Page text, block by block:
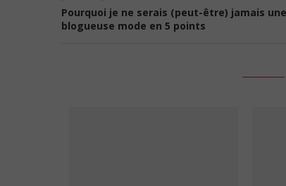
Pourquoi je ne serais (peut-être) jamais une
blogueuse mode en 5 points